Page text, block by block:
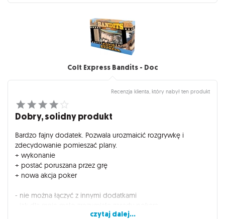
Colt Express Bandits - Doc
Recenzja klienta, który nabył ten produkt
Dobry, solidny produkt
Bardzo fajny dodatek. Pozwala urozmaicić rozgrywkę i
zdecydowanie pomieszać plany.
+ wykonanie
+ postać poruszana przez grę
+ nowa akcja poker
- nie można łączyć z innymi dodatkami
czytaj dalej...